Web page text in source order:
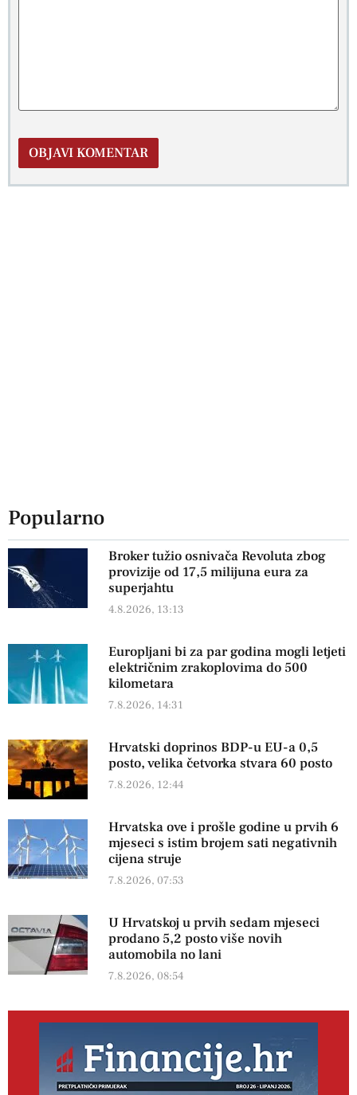
Popularno
Broker tužio osnivača Revoluta zbog
provizije od 17,5 milijuna eura za
superjahtu
4.8.2026, 13:13
Europljani bi za par godina mogli letjeti
električnim zrakoplovima do 500
kilometara
7.8.2026, 14:31
Hrvatski doprinos BDP-u EU-a 0,5
posto, velika četvorka stvara 60 posto
7.8.2026, 12:44
Hrvatska ove i prošle godine u prvih 6
mjeseci s istim brojem sati negativnih
cijena struje
7.8.2026, 07:53
U Hrvatskoj u prvih sedam mjeseci
prodano 5,2 posto više novih
automobila no lani
7.8.2026, 08:54